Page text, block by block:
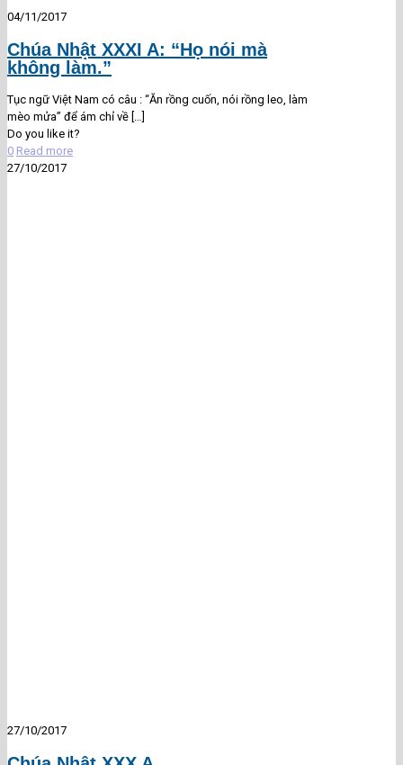
04/11/2017
Chúa Nhật XXXI A: “Họ nói mà
không làm.”
Tục ngữ Việt Nam có câu : “Ăn rồng cuốn, nói rồng leo, làm
mèo mửa” để ám chỉ về […]
Do you like it?
0 Read more
27/10/2017
27/10/2017